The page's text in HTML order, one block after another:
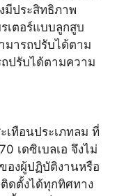
มีประสิทธิภาพ
เตอร์แบบลูกสูบ
มารถปรับได้ตาม
ปรับได้ตามความ
เทือนประเภทลม ที่
เดซิเบลเอ จึงไม่
องผู้ปฏิบัติงานหรือ
ดตั้งได้ทุกทิศทาง